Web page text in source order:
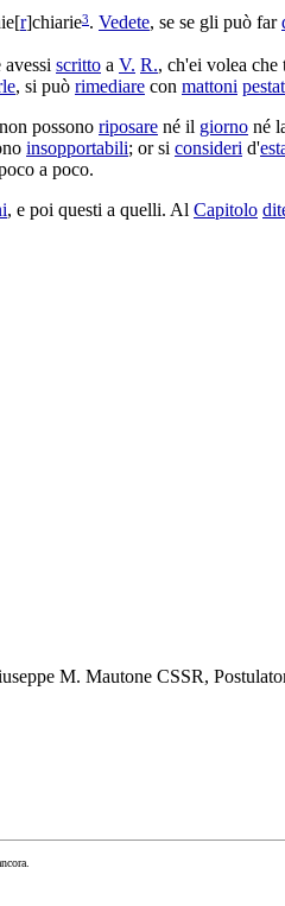
[r]chiarie3. Vedete, se se gli può far
avessi scritto a V. R., ch'ei volea che
, si può rimediare con mattoni
possono riposare né il giorno né
insopportabili; or si consideri d'
a poco.
, e poi questi a quelli. Al Capitolo
M. Mautone CSSR,